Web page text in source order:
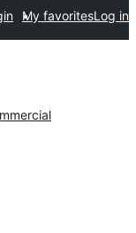
My favoritesLog in